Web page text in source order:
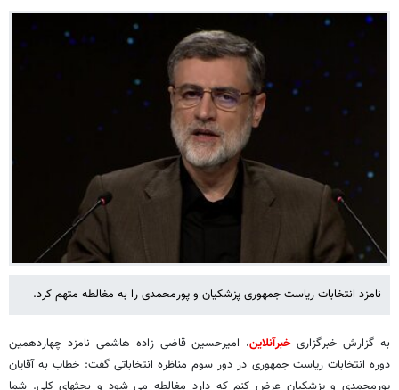
نامزد انتخابات ریاست جمهوری پزشکیان و پورمحمدی را به مغالطه متهم کرد.
به گزارش خبرگزاریخبرآنلاین، امیرحسین قاضی زاده هاشمی نامزد چهاردهمین
دوره انتخابات ریاست جمهوری در دور سوم مناظره انتخاباتی گفت: خطاب به آقایان